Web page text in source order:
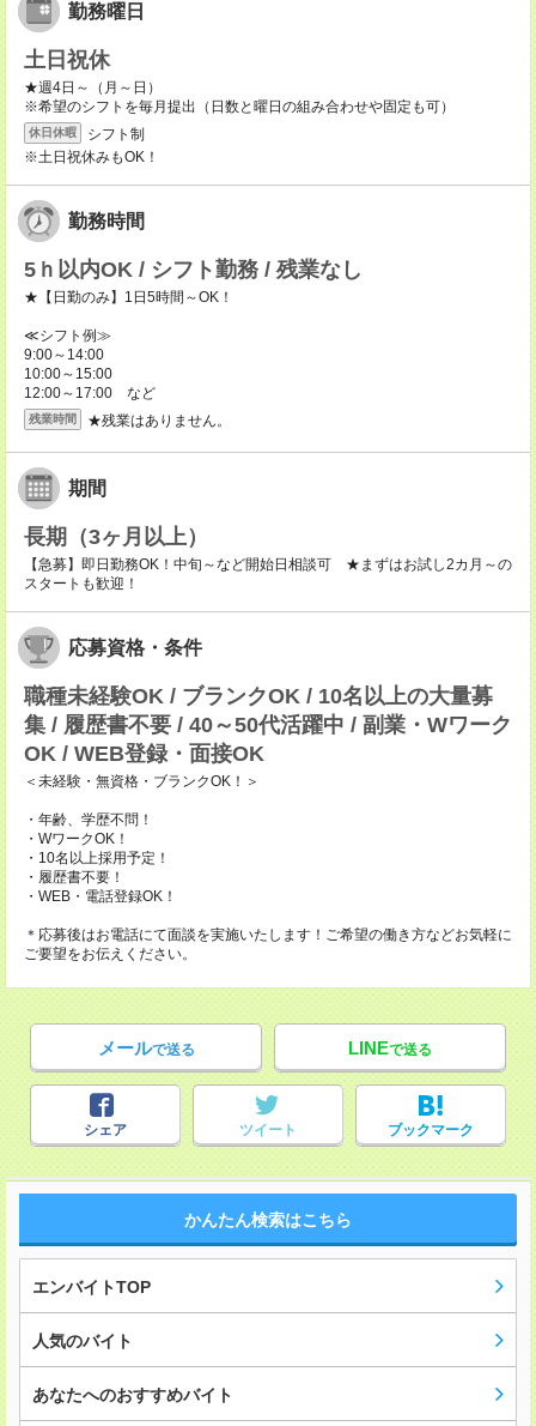
勤務曜日
土日祝休
★週4日～（月～日）
※希望のシフトを毎月提出（日数と曜日の組み合わせや固定も可）
休日休暇
シフト制
※土日祝休みもOK！
勤務時間
5ｈ以内OK / シフト勤務 / 残業なし
★【日勤のみ】1日5時間～OK！
≪シフト例≫
9:00～14:00
10:00～15:00
12:00～17:00 など
残業時間 ★残業はありません。
期間
長期（3ヶ月以上）
【急募】即日勤務OK！中旬～など開始日相談可 ★まずはお試し2カ月～の
スタートも歓迎！
応募資格・条件
職種未経験OK / ブランクOK / 10名以上の大量募
集 / 履歴書不要 / 40～50代活躍中 / 副業・Wワーク
OK / WEB登録・面接OK
＜未経験・無資格・ブランクOK！＞
・年齢、学歴不問！
・WワークOK！
・10名以上採用予定！
・履歴書不要！
・WEB・電話登録OK！
＊応募後はお電話にて面談を実施いたします！ご希望の働き方などお気軽に
ご要望をお伝えください。
メールで送る LINEで送る
シェア ツイート ブックマーク
かんたん検索はこちら
エンバイトTOP
人気のバイト
あなたへのおすすめバイト